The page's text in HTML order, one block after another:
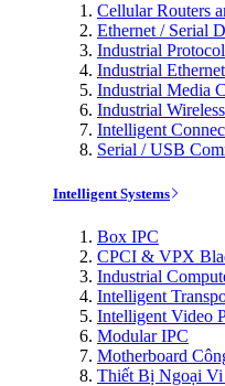
Cellular Routers
Ethernet / Serial
Industrial
Industrial
Industrial Media
Industrial
Intelligent
Serial / USB
Intelligent Systems
Box IPC
CPCI & VPX
Industrial
Intelligent
Intelligent Video
Modular IPC
Motherboard
Thiết Bị Ngoại